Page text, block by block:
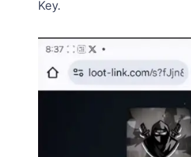
Key.